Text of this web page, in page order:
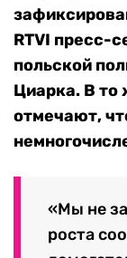
RTVI пресс-
польской
Циарка. В то
отмечают,
«Мы не
роста